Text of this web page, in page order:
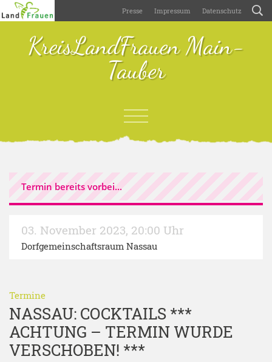
Presse Impressum Datenschutz
KreisLandFrauen Main-
Tauber
Termin bereits vorbei...
03. November 2023, 20:00 Uhr
Dorfgemeinschaftsraum Nassau
Termine
NASSAU: COCKTAILS ***
ACHTUNG – TERMIN WURDE
VERSCHOBEN! ***